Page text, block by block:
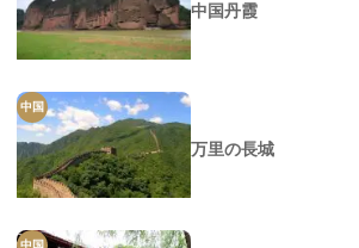
中国丹霞
中国
万里の長城